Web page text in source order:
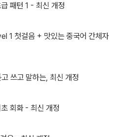
패턴 1 - 최신 개정
1 첫걸음 + 맛있는 중국어 간체자
쓰고 말하는, 최신 개정
회화 - 최신 개정